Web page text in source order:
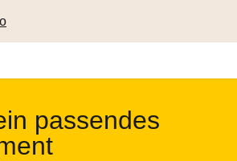
passendes